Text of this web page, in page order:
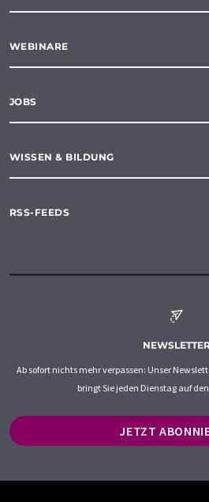
WEBINARE
JOBS
WISSEN & BILDUNG
RSS-FEEDS
Ab sofort nichts mehr verpassen: Unser
bringt Sie jeden Dienstag auf
JETZT